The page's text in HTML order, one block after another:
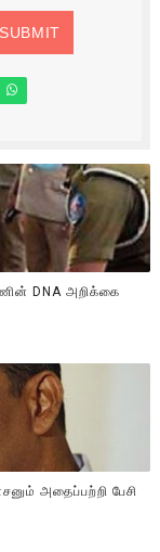
DNA அறிக்கை
அதைப்பற்றி பேசி